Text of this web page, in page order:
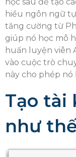
hiểu ngôn ngữ
tăng cường từ
giúp nó học mô
huấn luyện viên
vào cuộc trò
này cho phép
Tạo tài
như